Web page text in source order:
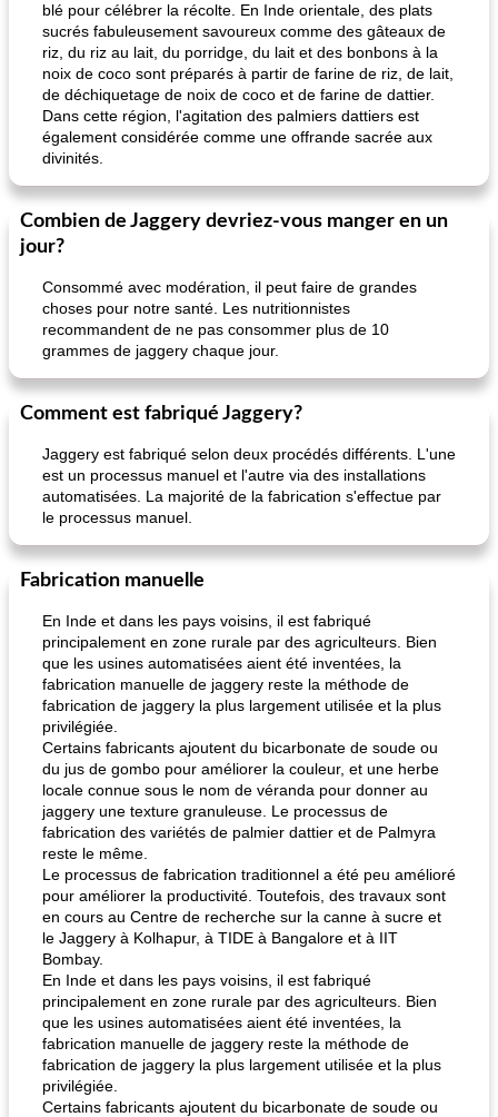
blé pour célébrer la récolte. En Inde orientale, des plats
sucrés fabuleusement savoureux comme des gâteaux de
riz, du riz au lait, du porridge, du lait et des bonbons à la
noix de coco sont préparés à partir de farine de riz, de lait,
de déchiquetage de noix de coco et de farine de dattier.
Dans cette région, l'agitation des palmiers dattiers est
également considérée comme une offrande sacrée aux
divinités.
Combien de Jaggery devriez-vous manger en un
jour?
Consommé avec modération, il peut faire de grandes
choses pour notre santé. Les nutritionnistes
recommandent de ne pas consommer plus de 10
grammes de jaggery chaque jour.
Comment est fabriqué Jaggery?
Jaggery est fabriqué selon deux procédés différents. L'une
est un processus manuel et l'autre via des installations
automatisées. La majorité de la fabrication s'effectue par
le processus manuel.
Fabrication manuelle
En Inde et dans les pays voisins, il est fabriqué
principalement en zone rurale par des agriculteurs. Bien
que les usines automatisées aient été inventées, la
fabrication manuelle de jaggery reste la méthode de
fabrication de jaggery la plus largement utilisée et la plus
privilégiée.
Certains fabricants ajoutent du bicarbonate de soude ou
du jus de gombo pour améliorer la couleur, et une herbe
locale connue sous le nom de véranda pour donner au
jaggery une texture granuleuse. Le processus de
fabrication des variétés de palmier dattier et de Palmyra
reste le même.
Le processus de fabrication traditionnel a été peu amélioré
pour améliorer la productivité. Toutefois, des travaux sont
en cours au Centre de recherche sur la canne à sucre et
le Jaggery à Kolhapur, à TIDE à Bangalore et à IIT
Bombay.
En Inde et dans les pays voisins, il est fabriqué
principalement en zone rurale par des agriculteurs. Bien
que les usines automatisées aient été inventées, la
fabrication manuelle de jaggery reste la méthode de
fabrication de jaggery la plus largement utilisée et la plus
privilégiée.
Certains fabricants ajoutent du bicarbonate de soude ou